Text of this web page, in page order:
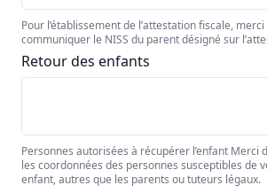
Pour l’établissement de l’attestation fiscale,
communiquer le NISS du parent désigné sur
Retour des enfants
Personnes autorisées à récupérer l’enfant Merci
les coordonnées des personnes susceptibles de
enfant, autres que les parents ou tuteurs légaux.